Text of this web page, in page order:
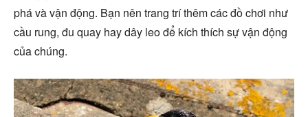
phá và vận động. Bạn nên trang trí thêm các đồ chơi như
cầu rung, đu quay hay dây leo để kích thích sự vận động
của chúng.